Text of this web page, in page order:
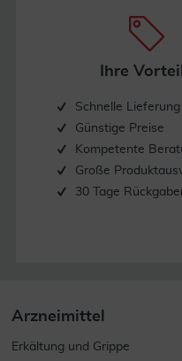
Ihre
Schnelle
Günstige Preise
Kompetente
Große
30 Tage
Arzneimittel
Erkältung und Grippe